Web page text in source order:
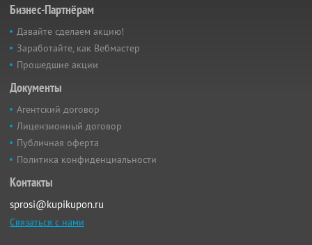
Бизнес-Партнёрам
Давайте сделаем акцию!
Заработайте, как Вебмастер
Прошедшие акции
Документы
Агентский договор
Лицензионный договор
Публичная оферта
Политика конфиденциальности
Контакты
sprosi@kupikupon.ru
Связаться с нами